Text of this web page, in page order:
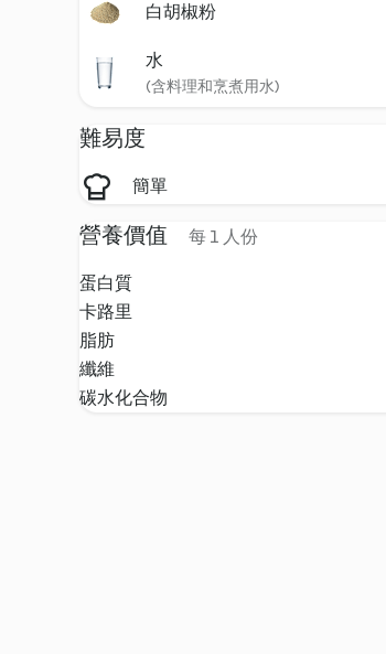
白胡椒粉
水
(含料理和烹煮用水)
難易度
簡單
營養價值 每 1 人份
蛋白質
卡路里
脂肪
纖維
碳水化合物